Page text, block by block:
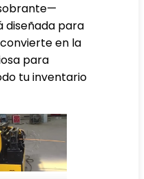
diseñada para
en la
para
tu inventario